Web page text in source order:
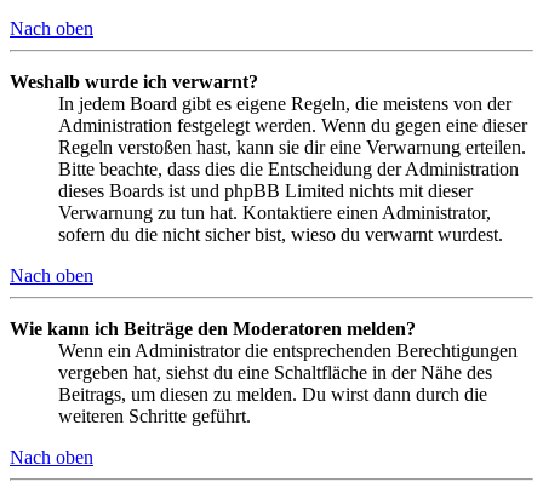
Nach oben
Weshalb wurde ich verwarnt?
In jedem Board gibt es eigene Regeln, die meistens von der
Administration festgelegt werden. Wenn du gegen eine dieser
Regeln verstoßen hast, kann sie dir eine Verwarnung erteilen.
Bitte beachte, dass dies die Entscheidung der Administration
dieses Boards ist und phpBB Limited nichts mit dieser
Verwarnung zu tun hat. Kontaktiere einen Administrator,
sofern du die nicht sicher bist, wieso du verwarnt wurdest.
Nach oben
Wie kann ich Beiträge den Moderatoren melden?
Wenn ein Administrator die entsprechenden Berechtigungen
vergeben hat, siehst du eine Schaltfläche in der Nähe des
Beitrags, um diesen zu melden. Du wirst dann durch die
weiteren Schritte geführt.
Nach oben